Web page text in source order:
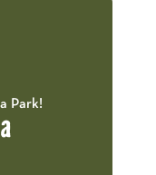
Park!